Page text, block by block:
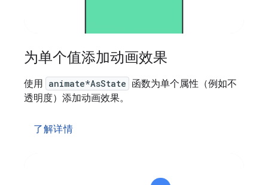
为单个值添加动画效果
使用 animate*AsState 函数为单个属性（例如不
透明度）添加动画效果。
了解详情